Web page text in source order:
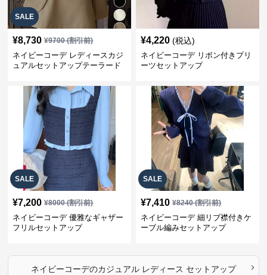
SALE
¥8,730 ¥9700(割引前)
ネイビーコーデ レディースカジ
ュアルセットアップテーラード
¥4,220 (税込)
ネイビーコーデ リボン付きプリ
ーツセットアップ
SALE
¥7,200 ¥8000(割引前)
ネイビーコーデ 優雅なギャザー
フリルセットアップ
SALE
¥7,410 ¥8240(割引前)
ネイビーコーデ 細リブ襟付きケ
ーブル編みセットアップ
ネイビーコーデのカジュアル レディース セットアップ
›